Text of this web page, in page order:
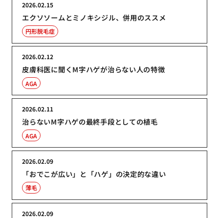
エクソソームとミノキシジル、併用のススメ
2026.02.15
円形脱毛症
皮膚科医に聞くM字ハゲが治らない人の特徴
2026.02.12
AGA
治らないM字ハゲの最終手段としての植毛
2026.02.11
AGA
「おでこが広い」と「ハゲ」の決定的な違い
2026.02.09
薄毛
2026.02.09